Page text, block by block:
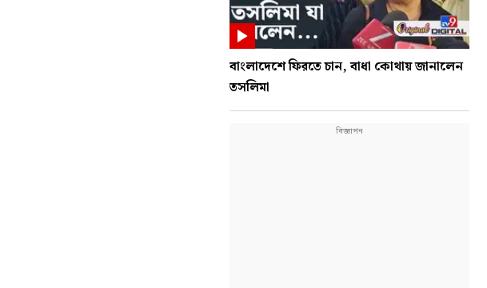
বাংলাদেশে ফিরতে চান, বাধা কোথায় জানালেন
তসলিমা